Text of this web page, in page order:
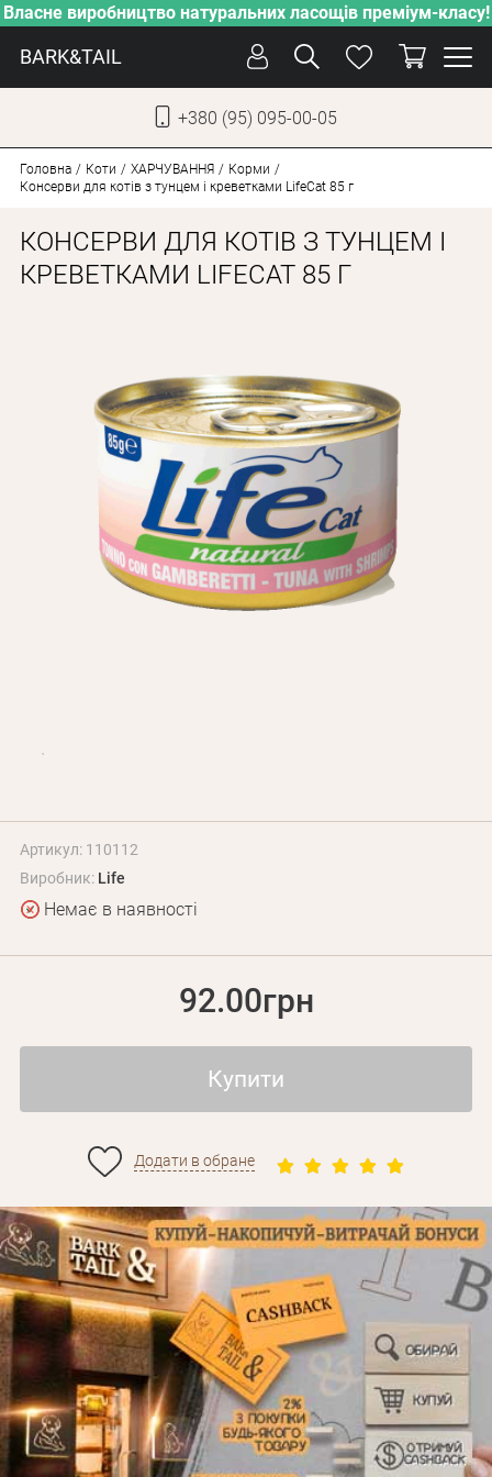
Власне виробництво натуральних ласощів преміум-класу!
BARK&TAIL
+380 (95) 095-00-05
ДОГЛЯД
ПІКЛУВАННЯ
НОВИНКИ
АКЦІЇ
ДЛЯ СОБАК
Оплата і доставка
Програма лояльності
Про Нас
Оптовим клієнтам
Головна Коти ХАРЧУВАННЯ
Корми
Консерви для котів з тунцем і креветками LifeCat 85 г
КОНСЕРВИ ДЛЯ КОТІВ З ТУНЦЕМ І
КРЕВЕТКАМИ LIFECAT 85 Г
Артикул: 110112
Виробник: Life
Немає в наявності
92.00грн
Купити
Додати в обране